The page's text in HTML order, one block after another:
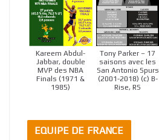
Kareem Abdul-
Jabbar, double
MVP des NBA
Finals (1971 &
1985)
Tony Parker – 17
saisons avec les
San Antonio Spurs
(2001-2018) (c) B-
Rise, RS
EQUIPE DE FRANCE